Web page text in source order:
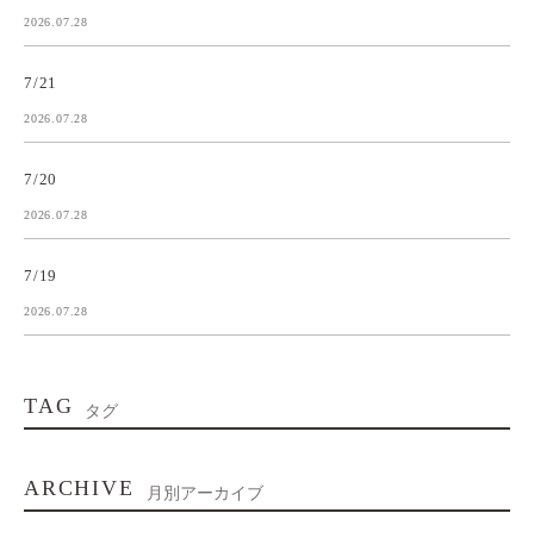
2026.07.28
7/21
2026.07.28
7/20
2026.07.28
7/19
2026.07.28
TAG タグ
ARCHIVE 月別アーカイブ